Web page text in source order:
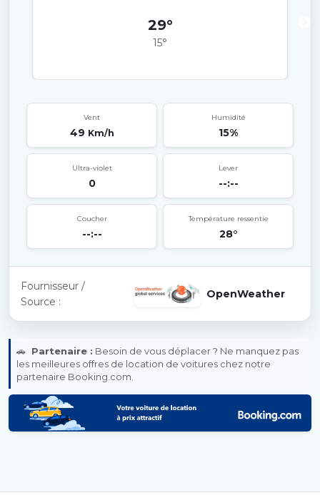
29°
15°
Vent
49 Km/h
Humidité
15%
Ultra-violet
0
Lever
--:--
Coucher
--:--
Température ressentie
28°
Fournisseur /
Source :
OpenWeather
🚗 Partenaire : Besoin de vous déplacer ? Ne manquez pas
les meilleures offres de location de voitures chez notre
partenaire Booking.com.